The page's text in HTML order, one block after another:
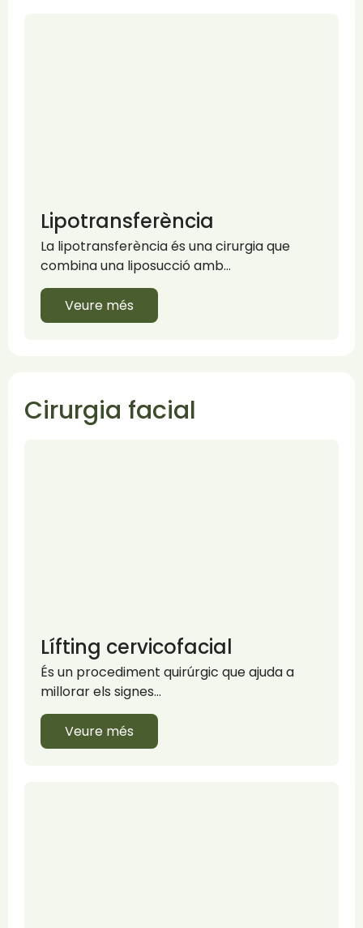
Lipotransferència
La lipotransferència és una cirurgia que
combina una liposucció amb…
Veure més
Cirurgia facial
Lífting cervicofacial
És un procediment quirúrgic que ajuda a
millorar els signes…
Veure més